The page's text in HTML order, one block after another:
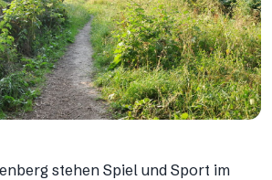
stehen Spiel und Sport im